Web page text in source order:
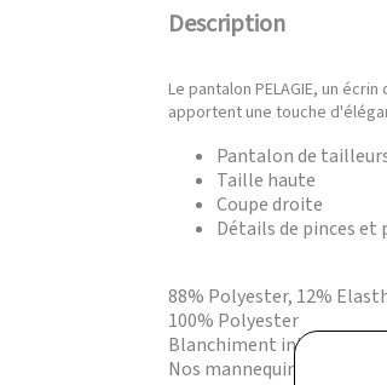
Description
Le pantalon PELAGIE, un
apportent une touche
Pantalon de
Taille haute
Coupe droite
Détails de pinces et
88% Polyester, 12%
100% Polyester
Blanchiment
Nos mannequins